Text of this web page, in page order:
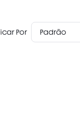
Por Padrão